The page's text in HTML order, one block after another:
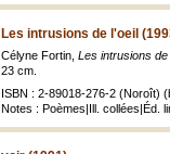
Les intrusions de l'oeil
Célyne Fortin, Les intrusions
23 cm.
ISBN : 2-89018-276-2 (Noroît)
Notes : Poèmes|Ill. collées|Éd.